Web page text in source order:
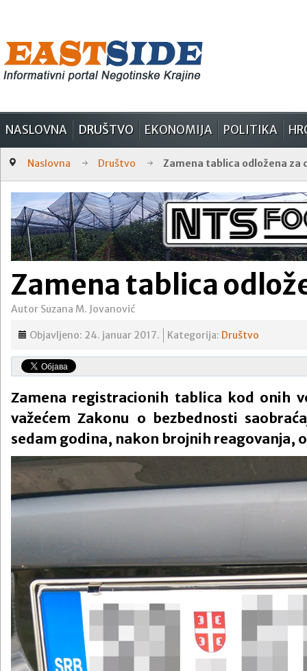
NASLOVNA DRUŠTVO EKONOMIJA POLITIKA
Naslovna Društvo Zamena tablica odložena za
Zamena tablica
Autor Suzana M. Jovanović
Kategorija: Društvo
Objavljeno: 24. januar 2017.
Zamena registracionih tablica kod onih
važećem Zakonu o bezbednosti
sedam godina, nakon brojnih reagovanja,